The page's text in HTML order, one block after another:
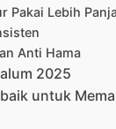
Pakai Lebih
Anti Hama
2025
untuk